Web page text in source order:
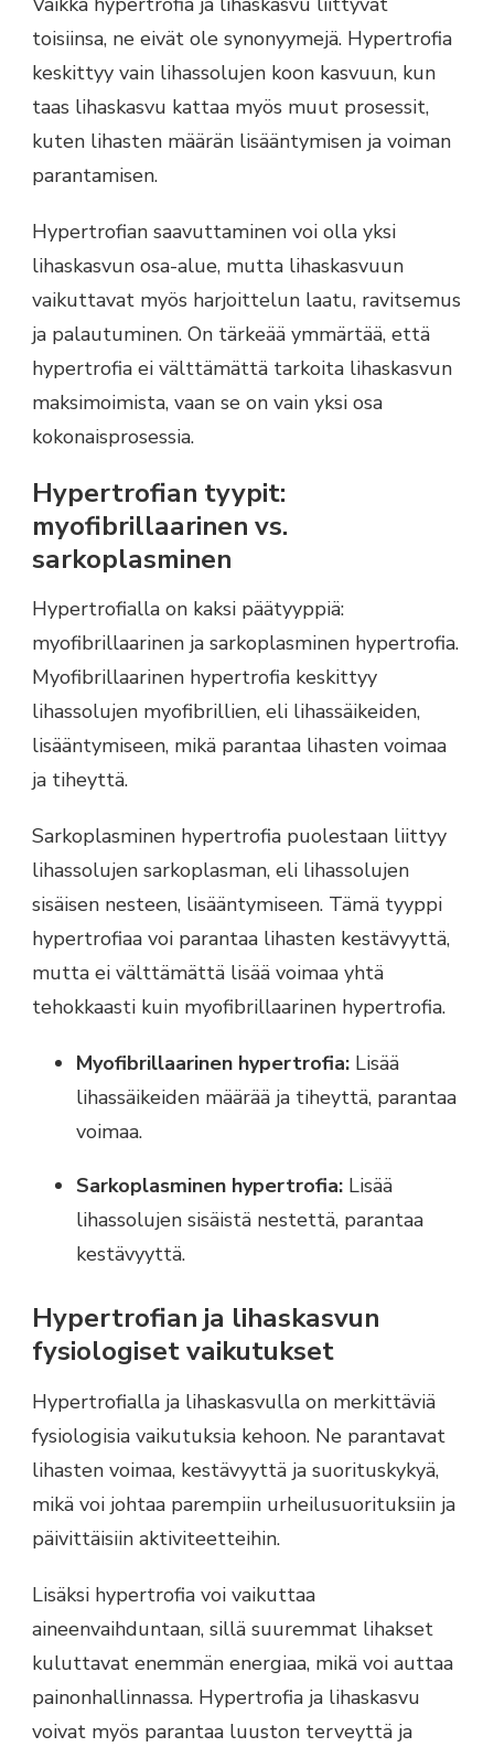
toisiinsa, ne eivät ole synonyymejä. Hypertrofia
keskittyy vain lihassolujen koon kasvuun, kun
taas lihaskasvu kattaa myös muut prosessit,
kuten lihasten määrän lisääntymisen ja voiman
parantamisen.
Hypertrofian saavuttaminen voi olla yksi
lihaskasvun osa-alue, mutta lihaskasvuun
vaikuttavat myös harjoittelun laatu, ravitsemus
ja palautuminen. On tärkeää ymmärtää, että
hypertrofia ei välttämättä tarkoita lihaskasvun
maksimoimista, vaan se on vain yksi osa
kokonaisprosessia.
Hypertrofian tyypit:
myofibrillaarinen vs.
sarkoplasminen
Hypertrofialla on kaksi päätyyppiä:
myofibrillaarinen ja sarkoplasminen hypertrofia.
Myofibrillaarinen hypertrofia keskittyy
lihassolujen myofibrillien, eli lihassäikeiden,
lisääntymiseen, mikä parantaa lihasten voimaa
ja tiheyttä.
Sarkoplasminen hypertrofia puolestaan liittyy
lihassolujen sarkoplasman, eli lihassolujen
sisäisen nesteen, lisääntymiseen. Tämä tyyppi
hypertrofiaa voi parantaa lihasten kestävyyttä,
mutta ei välttämättä lisää voimaa yhtä
tehokkaasti kuin myofibrillaarinen hypertrofia.
Myofibrillaarinen hypertrofia: Lisää
lihassäikeiden määrää ja tiheyttä, parantaa
voimaa.
Sarkoplasminen hypertrofia: Lisää
lihassolujen sisäistä nestettä, parantaa
kestävyyttä.
Hypertrofian ja lihaskasvun
fysiologiset vaikutukset
Hypertrofialla ja lihaskasvulla on merkittäviä
fysiologisia vaikutuksia kehoon. Ne parantavat
lihasten voimaa, kestävyyttä ja suorituskykyä,
mikä voi johtaa parempiin urheilusuorituksiin ja
päivittäisiin aktiviteetteihin.
Lisäksi hypertrofia voi vaikuttaa
aineenvaihduntaan, sillä suuremmat lihakset
kuluttavat enemmän energiaa, mikä voi auttaa
painonhallinnassa. Hypertrofia ja lihaskasvu
voivat myös parantaa luuston terveyttä ja